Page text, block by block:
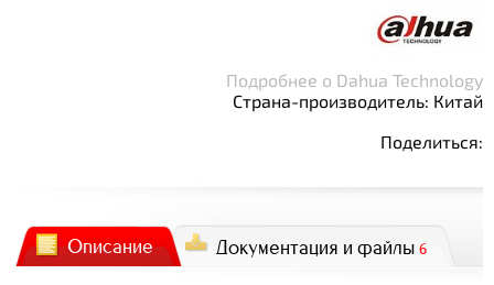
Подробнее о Dahua Technology
Страна-производитель: Китай
Поделиться:
Описание Документация и файлы 6